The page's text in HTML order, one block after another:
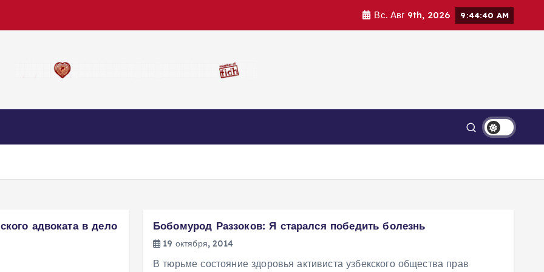
Вс. Авг 9th, 2026 9:44:40 AM
адвоката в дело
Бобомурод Раззоков: Я старался победить болезнь
19 октября, 2014
В тюрьме состояние здоровья активиста узбекского общества прав